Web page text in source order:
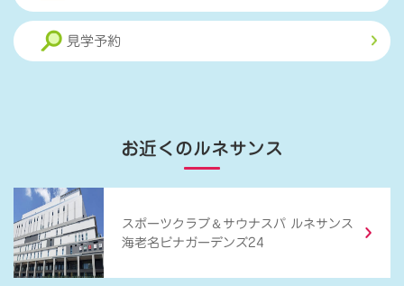
見学予約
お近くのルネサンス
スポーツクラブ ＆ サウナスパ ルネサンス
海老名ビナガーデンズ24